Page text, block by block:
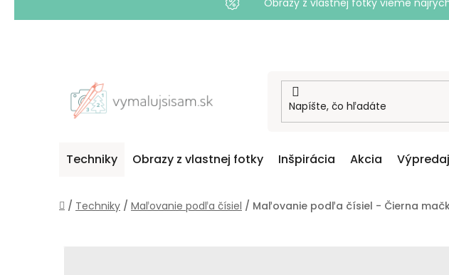
Obrazy z vlastnej fotky vieme
Techniky Obrazy z vlastnej fotky Inšpirácia Akcia Výpredaj
Domov
/ Techniky / Maľovanie podľa čísiel / Maľovanie podľa čísiel - Čierna